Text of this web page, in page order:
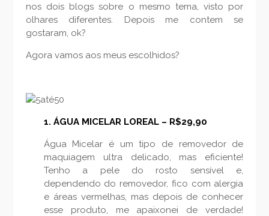
nos dois blogs sobre o mesmo tema, visto por
olhares diferentes. Depois me contem se
gostaram, ok?
Agora vamos aos meus escolhidos?
1. ÁGUA MICELAR LOREAL – R$29,90
Água Micelar é um tipo de removedor de
maquiagem ultra delicado, mas eficiente!
Tenho a pele do rosto sensível e,
dependendo do removedor, fico com alergia
e áreas vermelhas, mas depois de conhecer
esse produto, me apaixonei de verdade!